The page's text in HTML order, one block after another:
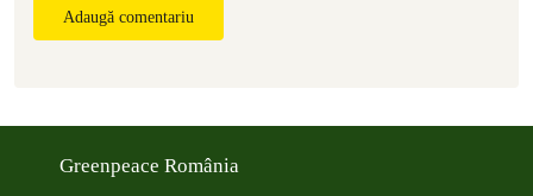
Adaugă comentariu
Greenpeace România